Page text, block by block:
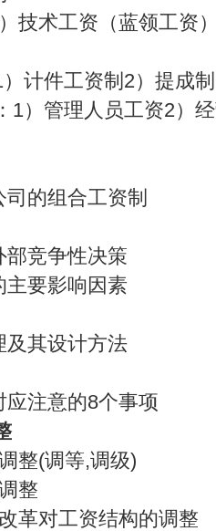
技术工资（蓝领工资
计件工资制2）提成制
1）管理人员工资2）
的组合工资制
部竞争性决策
主要影响因素
及其设计方法
应注意的8个事项
整(调等,调级)
整
革对工资结构的调整